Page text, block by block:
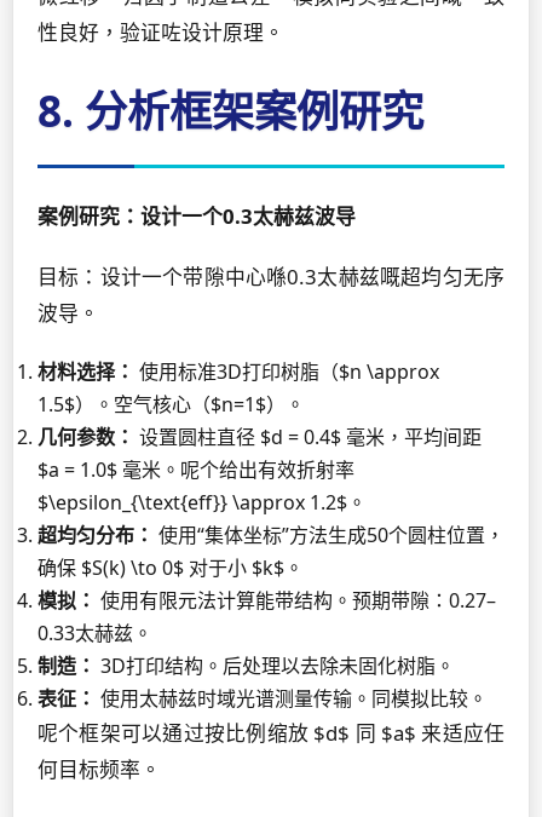
性良好，验证咗设计原理。
8. 分析框架案例研究
案例研究：设计一个0.3太赫兹波导
目标：设计一个带隙中心喺0.3太赫兹嘅超均匀无序
波导。
材料选择： 使用标准3D打印树脂（$n \approx
1.5$）。空气核心（$n=1$）。
几何参数： 设置圆柱直径 $d = 0.4$ 毫米，平均间距
$a = 1.0$ 毫米。呢个给出有效折射率
$\epsilon_{\text{eff}} \approx 1.2$。
超均匀分布： 使用“集体坐标”方法生成50个圆柱位置，
确保 $S(k) \to 0$ 对于小 $k$。
模拟： 使用有限元法计算能带结构。预期带隙：0.27–
0.33太赫兹。
制造： 3D打印结构。后处理以去除未固化树脂。
表征： 使用太赫兹时域光谱测量传输。同模拟比较。
呢个框架可以通过按比例缩放 $d$ 同 $a$ 来适应任
何目标频率。